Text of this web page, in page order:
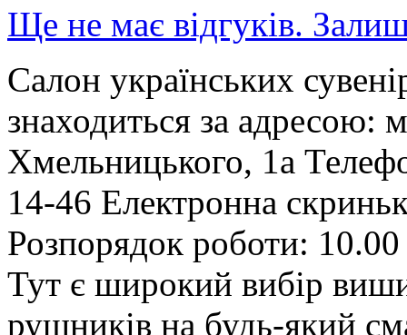
Ще не має відгуків.
Салон українських
знаходиться за адресою:
Хмельницького, 1а
14-46 Електронна
Розпорядок роботи:
Тут є широкий вибір
рушників на будь-який